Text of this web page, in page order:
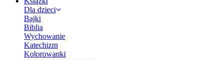
Dla dzieci
Bajki
Biblia
Wychowanie
Katechizm
Kolorowanki